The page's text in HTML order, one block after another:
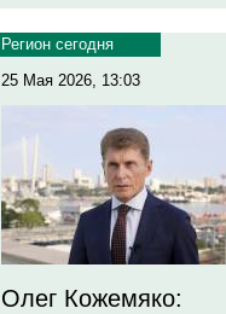
Регион сегодня
25 Мая 2026, 13:03
Олег Кожемяко: